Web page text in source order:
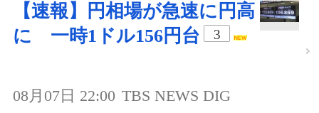
【速報】円相場が急速に円高
に 一時1ドル156円台
3
08月07日 22:00 TBS NEWS DIG